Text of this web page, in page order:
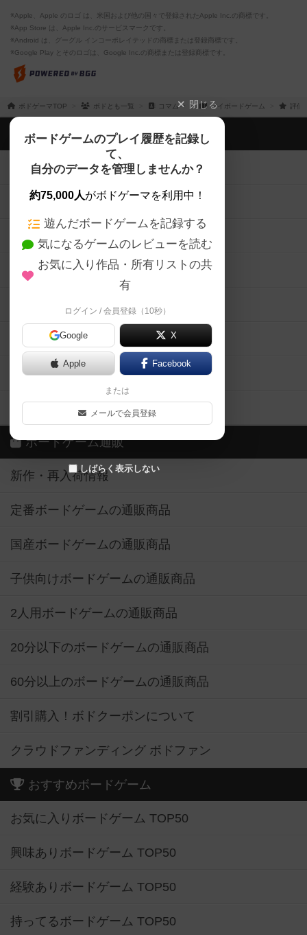
※Apple、Apple のロゴ は、米国および他の国々で登録されたApple Inc.の商標です。
※App Store は、Apple Inc.のサービスマークです。
※Android は、グーグル インコーポレイテッドの商標または登録商標です。
※Google Play とそのロゴは、Google Inc.の商標または登録商標です。
ボドゲーマTOP ボドとも一覧 コマムー マイボードゲーム 評価
閉じる
ボードゲームのプレイ履歴を記録し
て、
自分のデータを管理しませんか？
約75,000人がボドゲーマを利用中！
遊んだボードゲームを記録する
気になるゲームのレビューを読む
お気に入り作品・所有リストの共
有
ログイン / 会員登録（10秒）
Google X
Apple Facebook
または
メールで会員登録
しばらく表示しない
ボドゲーマTOP
ボードゲームを検索する
ボードゲームの新着レビュー
ボードゲーム会情報
メカニクス特集
掲示板・トピックス
ボドとも・会員一覧
ボードゲーム業界コラム
ボドゲーマご利用案内
ボードゲーム通販
新作・再入荷情報
定番ボードゲームの通販商品
国産ボードゲームの通販商品
子供向けボードゲームの通販商品
2人用ボードゲームの通販商品
20分以下のボードゲームの通販商品
60分以上のボードゲームの通販商品
割引購入！ボドクーポンについて
クラウドファンディング ボドファン
おすすめボードゲーム
お気に入りボードゲーム TOP50
興味ありボードゲーム TOP50
経験ありボードゲーム TOP50
持ってるボードゲーム TOP50